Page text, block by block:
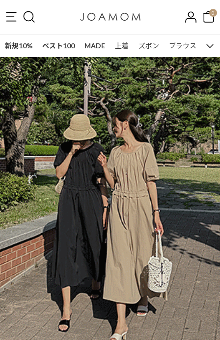
0
新規10% ベスト100 MADE 上着 ズボン ブラウス ワ